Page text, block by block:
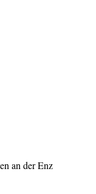
an der Enz